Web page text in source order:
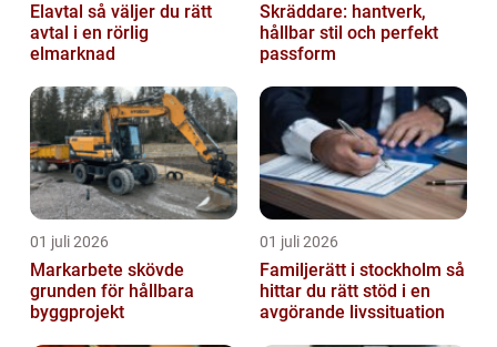
Elavtal så väljer du rätt
avtal i en rörlig
elmarknad
Skräddare: hantverk,
hållbar stil och perfekt
passform
01 juli 2026
Markarbete skövde
grunden för hållbara
byggprojekt
01 juli 2026
Familjerätt i stockholm så
hittar du rätt stöd i en
avgörande livssituation